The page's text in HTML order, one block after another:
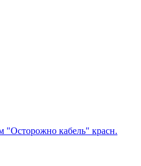
"Осторожно кабель" красн.